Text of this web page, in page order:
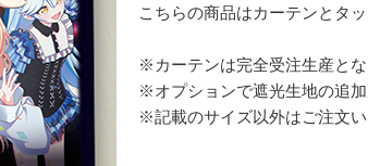
こちらの商品はカーテンとタ
※カーテンは完全受注生産とな
※オプションで遮光生地の追
※記載のサイズ以外はご注文い